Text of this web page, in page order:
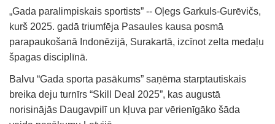
„Gada paralimpiskais sportists” -- Oļegs Garkuls-Gurēvičs,
kurš 2025. gadā triumfēja Pasaules kausa posmā
parapaukošanā Indonēzijā, Surakartā, izcīnot zelta medaļu
špagas disciplīnā.
Balvu “Gada sporta pasākums” saņēma starptautiskais
breika deju turnīrs “Skill Deal 2025”, kas augustā
norisinājās Daugavpilī un kļuva par vērienīgāko šāda